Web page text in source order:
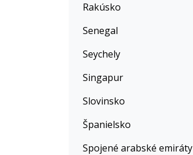
Rakúsko
Senegal
Seychely
Singapur
Slovinsko
Španielsko
Spojené arabské emiráty